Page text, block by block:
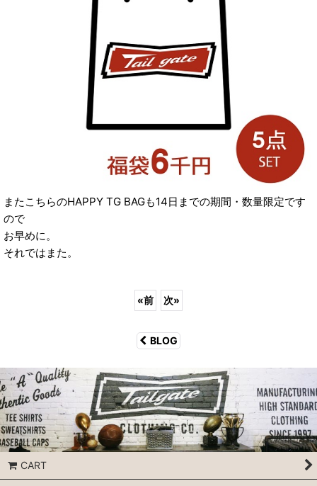
またこちらのHAPPY TG BAGも14日までの期間・数量限定です
ので
お早めに。
それではまた。
«前 次»
BLOG
CART